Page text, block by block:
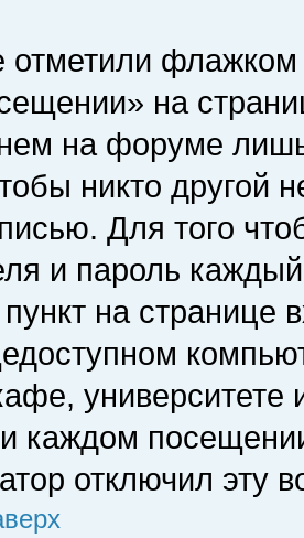
флажком
на
на форуме
никто другой
Для того
и пароль
на
университете
каждом
отключил эту